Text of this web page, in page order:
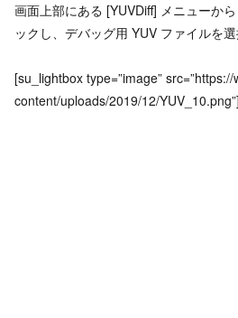
画面上部にある [YUVDiff] メニューか
ックし、デバッグ用 YUV ファイルを選
[su_lightbox type=”image”
content/uploads/2019/12/YUV_10.png”]